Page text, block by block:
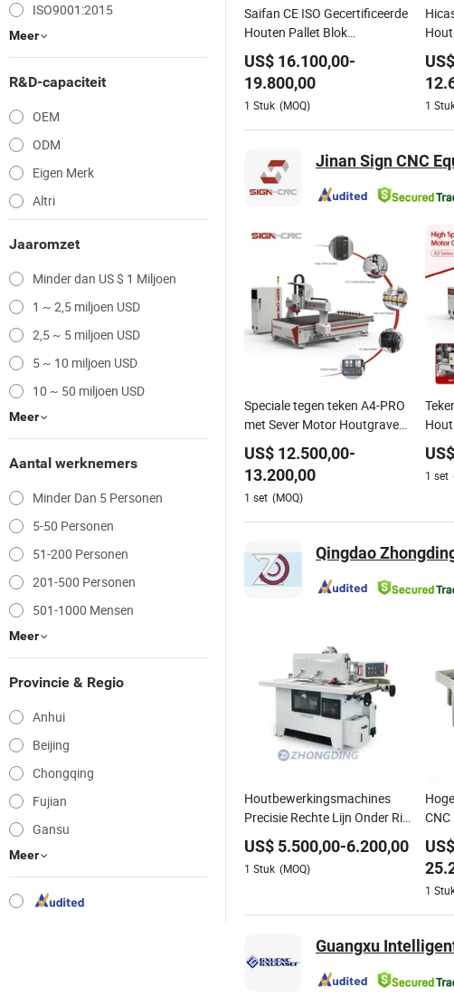
ISO9001:2015
Meer
R&D-capaciteit
OEM
ODM
Eigen Merk
Altri
Jaaromzet
Minder dan US $ 1 Miljoen
1 ~ 2,5 miljoen USD
2,5 ~ 5 miljoen USD
5 ~ 10 miljoen USD
10 ~ 50 miljoen USD
Meer
Aantal werknemers
Minder Dan 5 Personen
5-50 Personen
51-200 Personen
201-500 Personen
501-1000 Mensen
Meer
Provincie & Regio
Anhui
Beijing
Chongqing
Fujian
Gansu
Meer
Saifan CE ISO Gecertificeerde
Houten Pallet Blok
Snijmachine 5-30m/Min
Afkappen Zaagmolen
Houtbewerking Machine
US$ 16.100,00-
19.800,00
1 Stuk (MOQ)
US$
1
Jinan Sign CNC
Speciale tegen teken A4-PRO
met Sever Motor Houtgraveer
Snijmachine CNC Router voor
Meubelverwerkingsfabriek
US$ 12.500,00-
13.200,00
1 set (MOQ)
US$
1 set
Qingdao
Houtbewerkingsmachines
Precisie Rechte Lijn Onder Rip
Cirkelzaagmachine voor
Houtbewerking
US$ 5.500,00-6.200,00
1 Stuk (MOQ)
CNC
US$
1
Guangxu